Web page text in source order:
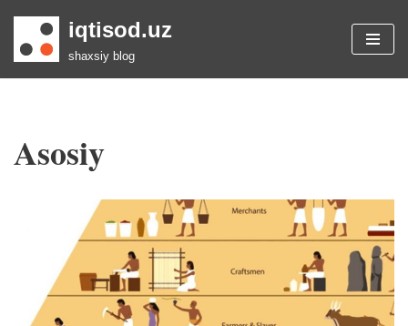
Skip
iqtisod.uz
shaxsiy blog
Asosiy